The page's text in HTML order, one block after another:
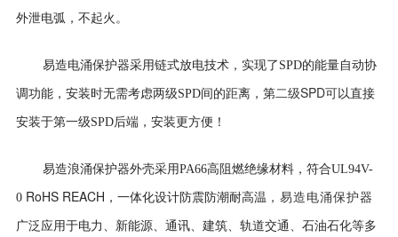
外泄电弧，不起火。
易造电涌保护器采用链式放电技术，实现了SPD的能量自动协
调功能，安装时无需考虑两级SPD间的距离，第二级SPD可以直接
安装于第一级SPD后端，安装更方便！
易造浪涌保护器外壳采用PA66高阻燃绝缘材料，符合UL94V-
0 RoHS REACH ，一体化设计防震防潮耐高温 ，易造电涌保护器
广泛应用于电力、新能源、通讯、建筑、轨道交通、石油石化等多